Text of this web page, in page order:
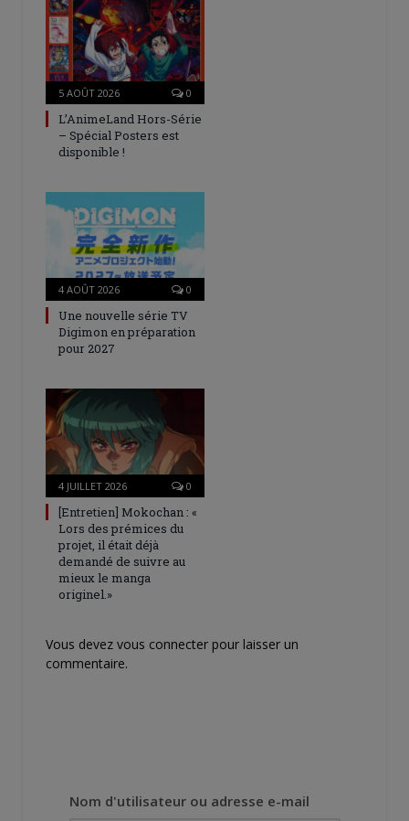
5 AOÛT 2026 0
L’AnimeLand Hors-Série
– Spécial Posters est
disponible !
4 AOÛT 2026 0
Une nouvelle série TV
Digimon en préparation
pour 2027
4 JUILLET 2026 0
[Entretien] Mokochan : «
Lors des prémices du
projet, il était déjà
demandé de suivre au
mieux le manga
originel.»
Vous devez vous connecter pour laisser un
commentaire.
Nom d'utilisateur ou adresse e-mail